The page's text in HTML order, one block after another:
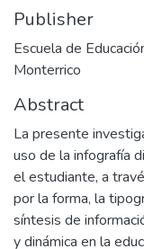
Publisher
Escuela de
Monterrico
Abstract
La presente
uso de la infografía
el estudiante, a
por la forma, la
síntesis de
y dinámica en la